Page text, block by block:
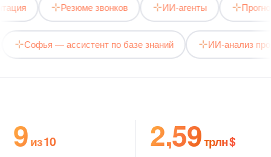
Резюме звонков ИИ-агенты Прогноз
Софья — ассистент по базе знаний ИИ-
9из 10 2,59трлн $